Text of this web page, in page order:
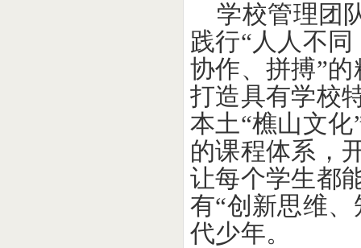
学校管理团
践行“人人不
协作、拼搏”
打造具有学校
本土“樵山文
的课程体系，
让每个学生都
有“创新思维
代少年。